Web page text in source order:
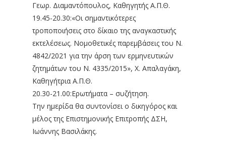
Γεωρ. Διαμαντόπουλος, Καθηγητής Α.Π.Θ.
19.45-20.30:«Οι σημαντικότερες
τροποποιήσεις στο δίκαιο της αναγκαστικής
εκτελέσεως. Νομοθετικές παρεμβάσεις του Ν.
4842/2021 για την άρση των ερμηνευτικών
ζητημάτων του Ν. 4335/2015», Χ. Απαλαγάκη,
Καθηγήτρια Α.Π.Θ.
20.30-21.00:Ερωτήματα – συζήτηση.
Tην ημερίδα θα συντονίσει ο δικηγόρος και
μέλος της Επιστημονικής Επιτροπής ΔΣΗ,
Ιωάννης Βασιλάκης.